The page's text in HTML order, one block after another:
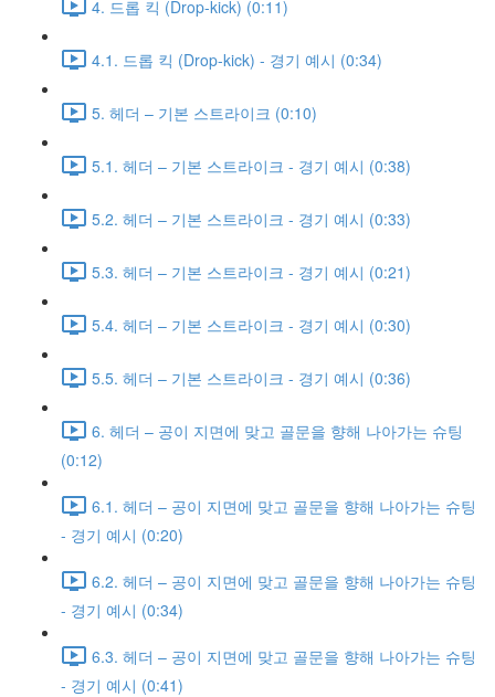
4. 드롭 킥 (Drop-kick) (0:11)
4.1. 드롭 킥 (Drop-kick) - 경기 예시 (0:34)
5. 헤더 – 기본 스트라이크 (0:10)
5.1. 헤더 – 기본 스트라이크 - 경기 예시 (0:38)
5.2. 헤더 – 기본 스트라이크 - 경기 예시 (0:33)
5.3. 헤더 – 기본 스트라이크 - 경기 예시 (0:21)
5.4. 헤더 – 기본 스트라이크 - 경기 예시 (0:30)
5.5. 헤더 – 기본 스트라이크 - 경기 예시 (0:36)
6. 헤더 – 공이 지면에 맞고 골문을 향해 나아가는 슈팅
(0:12)
6.1. 헤더 – 공이 지면에 맞고 골문을 향해 나아가는 슈팅
- 경기 예시 (0:20)
6.2. 헤더 – 공이 지면에 맞고 골문을 향해 나아가는 슈팅
- 경기 예시 (0:34)
6.3. 헤더 – 공이 지면에 맞고 골문을 향해 나아가는 슈팅
- 경기 예시 (0:41)